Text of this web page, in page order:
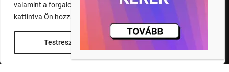
valamint a forgalom elemzésére. A "Mindent elfogad" gombra
kattintva Ön hozzájárul a cookie-k használatához.
Testreszabás Rendben